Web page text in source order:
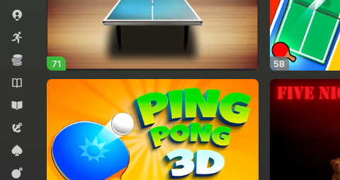
.io गेम्स
ईकोनॉमी
उपन्यास
कार्रवाई
71 58